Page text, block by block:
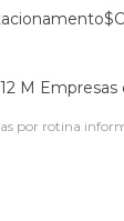
M Empresas
por rotina